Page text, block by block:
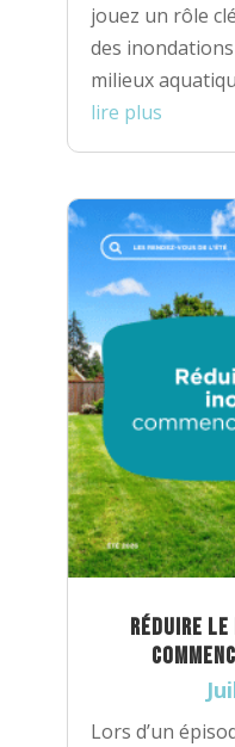
jouez un rôle
des
milieux
lire plus
Réduire
Lors d’un